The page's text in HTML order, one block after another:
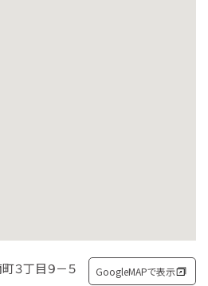
３丁目９－５ GoogleMAPで表示